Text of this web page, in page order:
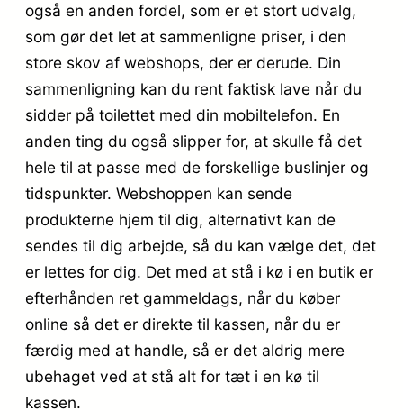
også en anden fordel, som er et stort udvalg,
som gør det let at sammenligne priser, i den
store skov af webshops, der er derude. Din
sammenligning kan du rent faktisk lave når du
sidder på toilettet med din mobiltelefon. En
anden ting du også slipper for, at skulle få det
hele til at passe med de forskellige buslinjer og
tidspunkter. Webshoppen kan sende
produkterne hjem til dig, alternativt kan de
sendes til dig arbejde, så du kan vælge det, det
er lettes for dig. Det med at stå i kø i en butik er
efterhånden ret gammeldags, når du køber
online så det er direkte til kassen, når du er
færdig med at handle, så er det aldrig mere
ubehaget ved at stå alt for tæt i en kø til
kassen.